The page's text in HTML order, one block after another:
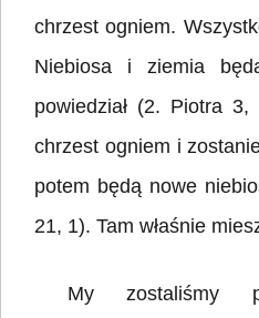
chrzest ogniem.
Niebiosa i ziemia
powiedział (2. Piotra
chrzest ogniem i
potem będą nowe
21, 1). Tam właśnie
My zostaliśmy